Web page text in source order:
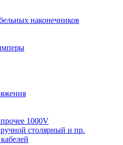
наконечников
1000V
столярный и пр.